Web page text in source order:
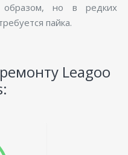
образом, но в редких
пайка.
Leagoo